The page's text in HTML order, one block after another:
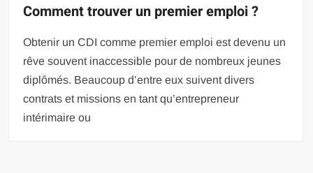
Comment trouver un premier emploi ?
Obtenir un CDI comme premier emploi est devenu un
rêve souvent inaccessible pour de nombreux jeunes
diplômés. Beaucoup d’entre eux suivent divers
contrats et missions en tant qu’entrepreneur
intérimaire ou